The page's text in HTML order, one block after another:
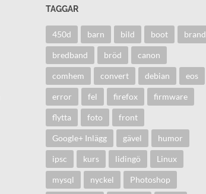
TAGGAR
450d barn bild boot brand
bredband bröd canon
comhem convert debian eos
error fel firefox firmware
flytta foto front
Google+ Inlägg gävel humor
ipsc kurs lidingö Linux
mysql nyckel Photoshop